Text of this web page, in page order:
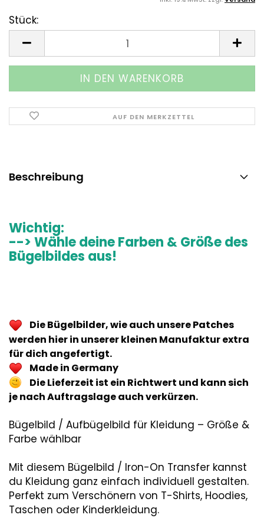
Stück:
AUF DEN MERKZETTEL
Beschreibung
Wichtig:
--> Wähle deine Farben & Größe des
Bügelbildes aus!
Die Bügelbilder, wie auch unsere Patches
werden hier in unserer kleinen Manufaktur extra
für dich angefertigt.
Made in Germany
Die Lieferzeit ist ein Richtwert und kann sich
je nach Auftragslage auch verkürzen.
Bügelbild / Aufbügelbild für Kleidung – Größe &
Farbe wählbar
Mit diesem Bügelbild / Iron-On Transfer kannst
du Kleidung ganz einfach individuell gestalten.
Perfekt zum Verschönern von T-Shirts, Hoodies,
Taschen oder Kinderkleidung.